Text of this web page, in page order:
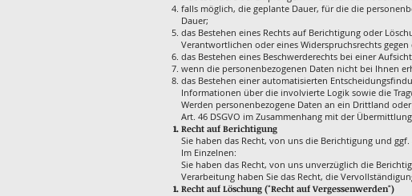
falls möglich, die geplante Dauer, für die die
Dauer;
das Bestehen eines Rechts auf Berichtigung oder
Verantwortlichen oder eines Widerspruchsrechts gegen
das Bestehen eines Beschwerderechts bei einer
wenn die personenbezogenen Daten nicht bei Ihnen
das Bestehen einer automatisierten
Informationen über die involvierte Logik sowie die
Werden personenbezogene Daten an ein Drittland
Art. 46 DSGVO im Zusammenhang mit der
Recht auf Berichtigung
Sie haben das Recht, von uns die Berichtigung und
Im Einzelnen:
Sie haben das Recht, von uns unverzüglich die
Verarbeitung haben Sie das Recht, die
Recht auf Löschung ("Recht auf Vergessenwerden")